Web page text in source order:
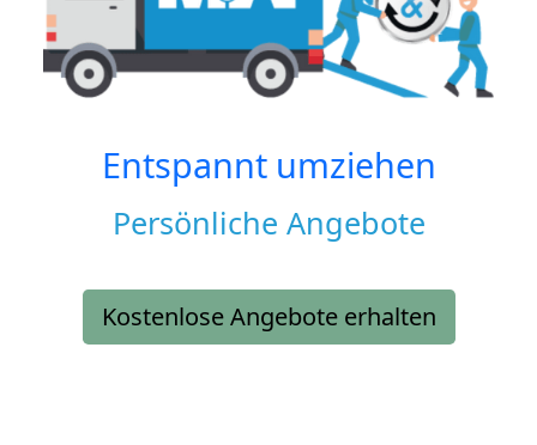
Entspannt umziehen
Persönliche Angebote
Kostenlose Angebote erhalten